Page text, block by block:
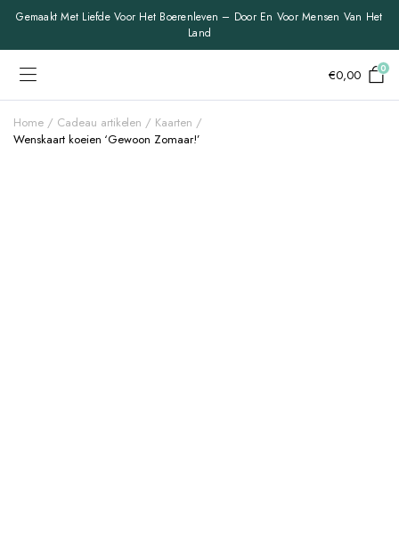
Gemaakt Met Liefde Voor Het Boerenleven – Door En Voor Mensen Van Het
Land
€0,00 0
Home Cadeau artikelen
Kaarten
Wenskaart koeien ‘Gewoon Zomaar!’